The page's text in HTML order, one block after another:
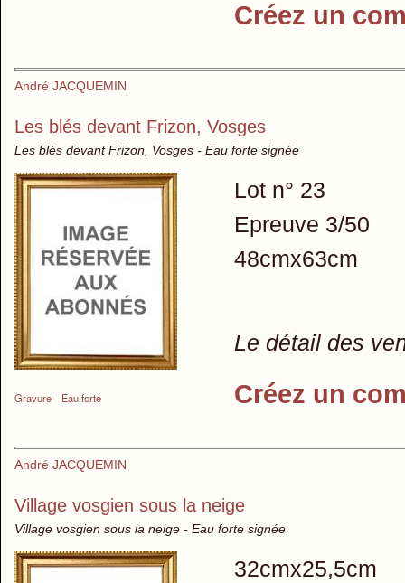
Créez un
André JACQUEMIN
Les blés devant Frizon, Vosges
Les blés devant Frizon, Vosges - Eau forte signée
Gravure Eau forte
Lot n° 23
Epreuve 3/50
48cmx63cm
Le détail des
Créez un
André JACQUEMIN
Village vosgien sous la neige
Village vosgien sous la neige - Eau forte signée
32cmx25,5cm